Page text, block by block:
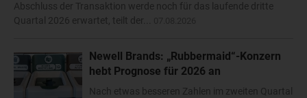
Abschluss der Transaktion werde noch für das laufende dritte
Quartal 2026 erwartet, teilt der...
Newell Brands: „Rubbermaid“-Konzern
hebt Prognose für 2026 an
Nach etwas besseren Zahlen im zweiten Quartal